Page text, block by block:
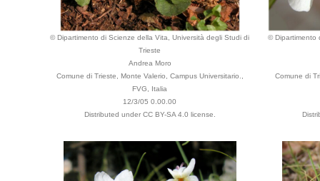
© Dipartimento di Scienze della Vita, Università degli Studi di
Trieste
Andrea Moro
Comune di Trieste, Monte Valerio, Campus Universitario.,
FVG, Italia
12/3/05 0.00.00
Distributed under CC BY-SA 4.0 license.
© Dipartimento
Comune di